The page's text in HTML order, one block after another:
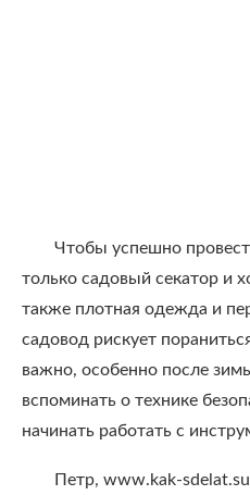
Чтобы успешно
только садовый секатор и
также плотная одежда и
садовод рискует
важно, особенно после
вспоминать о технике
начинать работать с
Петр, www.kak-sdelat.su